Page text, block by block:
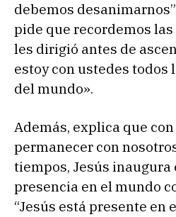
debemos
pide que recordemos
les dirigió antes de
estoy con ustedes todos
del mundo».
Además, explica que
permanecer con
tiempos, Jesús inaugura
presencia en el mundo
“Jesús está presente en